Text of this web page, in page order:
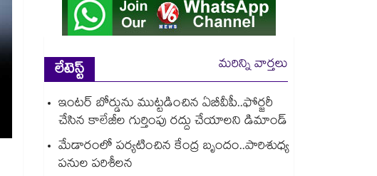
లేటెస్ట్
మరిన్ని వార్తలు
ఇంటర్ బోర్డును ముట్టడించిన ఏబీవీపీ..ఫోర్జరీ
చేసిన కాలేజీల గుర్తింపు రద్దు చేయాలని డిమాండ్
మేడారంలో పర్యటించిన కేంద్ర బృందం..పారిశుధ్య
పనుల పరిశీలన